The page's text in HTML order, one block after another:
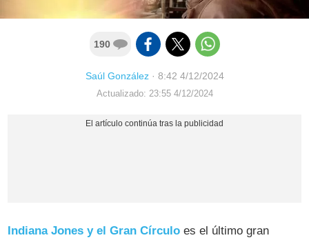
190
Saúl González· 8:42 4/12/2024
Actualizado: 23:55 4/12/2024
Indiana Jones y el Gran Círculo es el último gran